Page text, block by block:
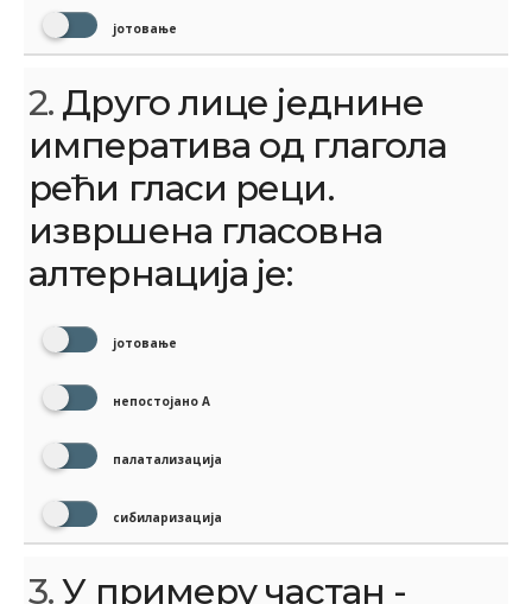
јотовање
2. Друго лице једнине
императива од глагола
рећи гласи реци.
извршена гласовна
алтернација је:
јотовање
непостојано А
палатализација
сибиларизација
3.У примеру частан -